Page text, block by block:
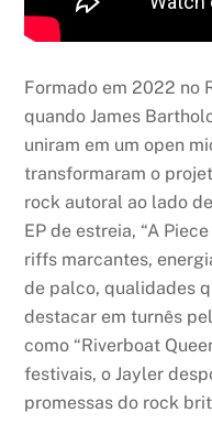
Formado em 2022 no
quando James
uniram em um open
transformaram o
rock autoral ao lado
EP de estreia, “A
riffs marcantes,
de palco, qualidades
destacar em turnês
como “Riverboat
festivais, o Jayler
promessas do rock